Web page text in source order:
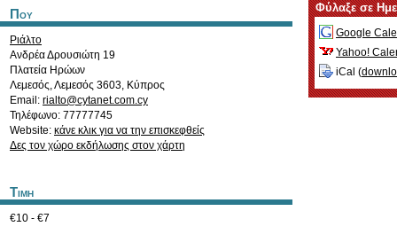
Που
Ριάλτο
Ανδρέα Δρουσιώτη 19
Πλατεία Ηρώων
Λεμεσός,Λεμεσός 3603, Κύπρος
Email: rialto@cytanet.com.cy
Τηλέφωνο: 77777745
Website: κάνε κλικ για να την επισκεφθείς
Δες τον χώρο εκδήλωσης στον χάρτη
Τιμη
€10 - €7
Φύλαξε σε
Google
Yahoo!
iCal (